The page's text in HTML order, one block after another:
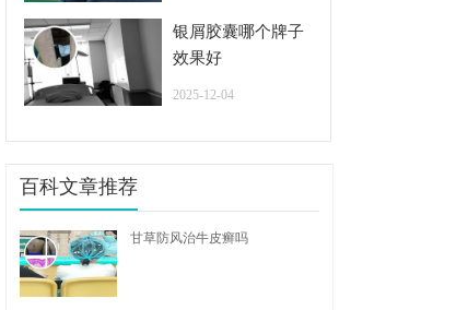
银屑胶囊哪个牌子
效果好
2025-12-04
百科文章推荐
甘草防风治牛皮癣吗